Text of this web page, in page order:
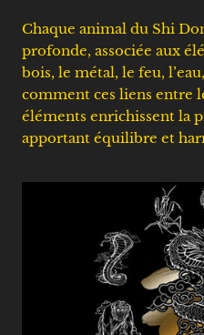
Chaque animal du Shi
profonde, associée aux
bois, le métal, le feu,
comment ces liens entre
éléments enrichissent la
apportant équilibre et